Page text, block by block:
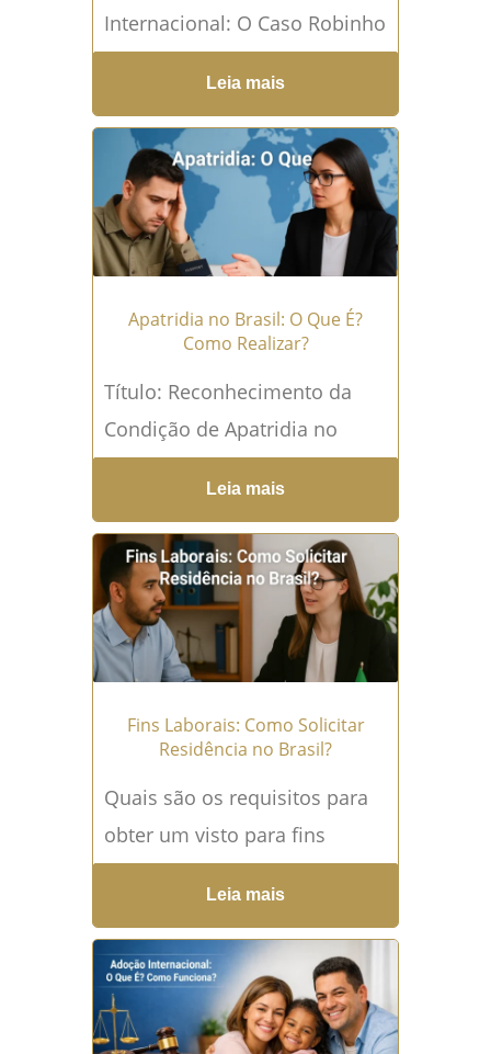
Internacional: O Caso Robinho
Pena no Brasil A globalização
desafia as fronteiras...
mais →
Leia mais
Apatridia no Brasil: O Que É?
Como Realizar?
Título: Reconhecimento da
Condição de Apatridia no
Brasil: Processo e
Procedimentos A apatridia é
uma situação jurídica
complexa que afeta
indivíduos que...
Leia mais →
Leia mais
Fins Laborais: Como Solicitar
Residência no Brasil?
Quais são os requisitos para
obter um visto para fins
laborais no Brasil? Neste guia
abrangente, exploraremos o
processo de solicitação de...
Leia mais →
Leia mais